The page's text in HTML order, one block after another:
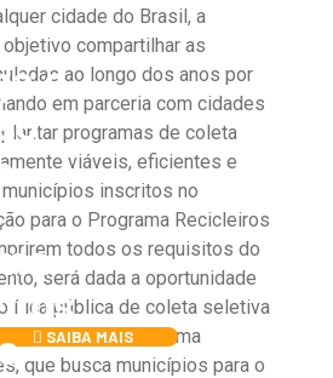
o
SAIBA MAIS
cidade do Brasil, a
compartilhar as
ao longo dos anos por
em parceria com cidades
programas de coleta
viáveis, eficientes e
inscritos no
para o Programa Recicleiros
todos os requisitos do
será dada a oportunidade
pública de coleta seletiva
o apoio do programa
que busca municípios para o